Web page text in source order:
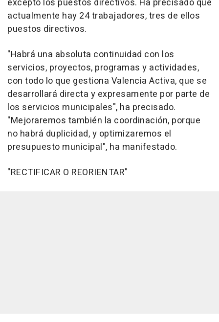
excepto los puestos directivos. Ha precisado que
actualmente hay 24 trabajadores, tres de ellos
puestos directivos.
"Habrá una absoluta continuidad con los
servicios, proyectos, programas y actividades,
con todo lo que gestiona Valencia Activa, que se
desarrollará directa y expresamente por parte de
los servicios municipales", ha precisado.
"Mejoraremos también la coordinación, porque
no habrá duplicidad, y optimizaremos el
presupuesto municipal", ha manifestado.
"RECTIFICAR O REORIENTAR"